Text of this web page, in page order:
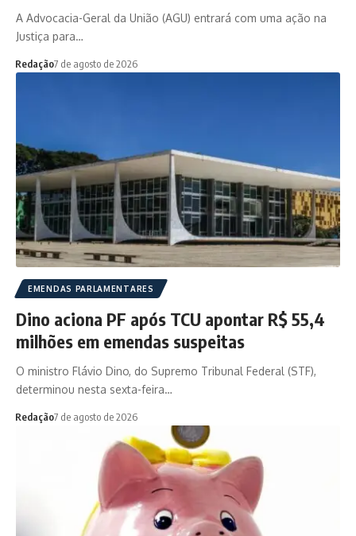
A Advocacia-Geral da União (AGU) entrará com uma ação na
Justiça para…
Redação7 de agosto de 2026
EMENDAS PARLAMENTARES
Dino aciona PF após TCU apontar R$ 55,4
milhões em emendas suspeitas
O ministro Flávio Dino, do Supremo Tribunal Federal (STF),
determinou nesta sexta-feira…
Redação7 de agosto de 2026